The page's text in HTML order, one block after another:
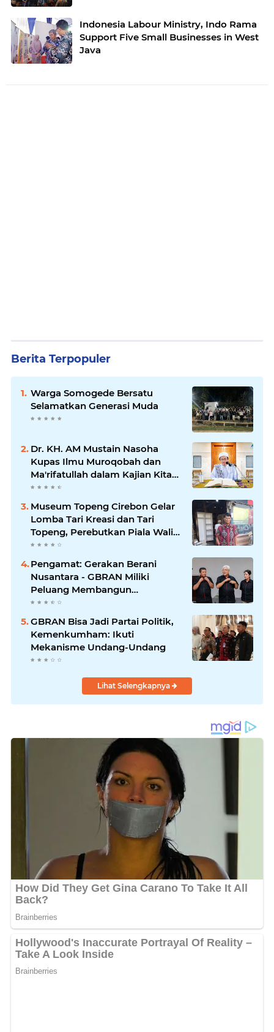
Indonesia Labour Ministry, Indo Rama
Support Five Small Businesses in West
Java
Berita Terpopuler
Warga Somogede Bersatu
Selamatkan Generasi Muda
Dr. KH. AM Mustain Nasoha
Kupas Ilmu Muroqobah dan
Ma'rifatullah dalam Kajian Kitab
Ihya' Ulumuddin
Museum Topeng Cirebon Gelar
Lomba Tari Kreasi dan Tari
Topeng, Perebutkan Piala Wali
Kota
Pengamat: Gerakan Berani
Nusantara - GBRAN Miliki
Peluang Membangun
Identitasnya Sendiri
GBRAN Bisa Jadi Partai Politik,
Kemenkumham: Ikuti
Mekanisme Undang-Undang
Lihat Selengkapnya